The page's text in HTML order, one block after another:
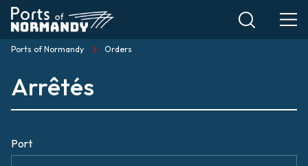
Skip
main
Breadcrumb
Ports of Normandy Orders
Arrêtés
Port